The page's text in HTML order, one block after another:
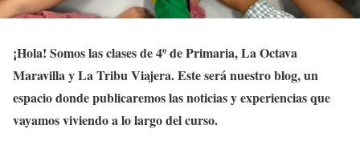
¡Hola! Somos las clases de 4º de Primaria, La Octava
Maravilla y La Tribu Viajera. Este será nuestro blog, un
espacio donde publicaremos las noticias y experiencias que
vayamos viviendo a lo largo del curso.